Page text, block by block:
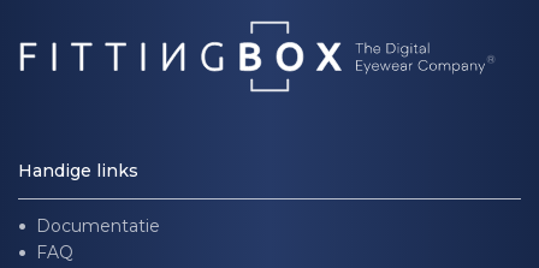
Handige links
Documentatie
FAQ